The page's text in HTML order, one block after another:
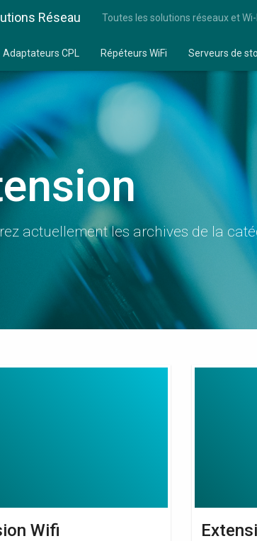
Réseau Toutes les solutions réseaux et
Adaptateurs CPL Répéteurs WiFi Serveurs de
actuellement les archives de la
Wifi
Extension